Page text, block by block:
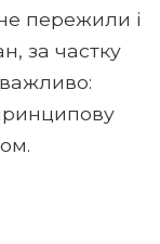
пережили і
за частку